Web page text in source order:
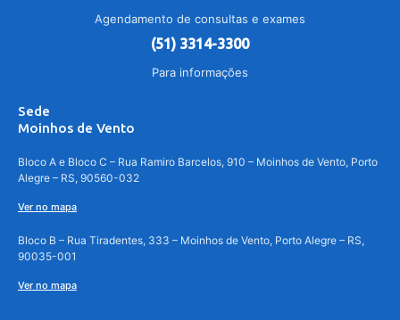
Agendamento de consultas e exames
(51) 3314-3300
Para informações
Sede
Moinhos de Vento
Bloco A e Bloco C – Rua Ramiro Barcelos, 910 – Moinhos de Vento, Porto
Alegre – RS, 90560-032
Ver no mapa
Bloco B – Rua Tiradentes, 333 – Moinhos de Vento, Porto Alegre – RS,
90035-001
Ver no mapa